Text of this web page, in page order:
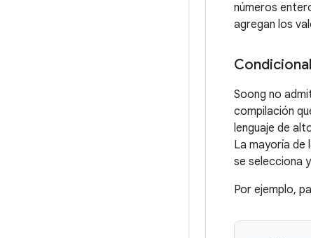
números
agregan los
Soong no
compilación
lenguaje de
La mayoría de
se selecciona
Por ejemplo,